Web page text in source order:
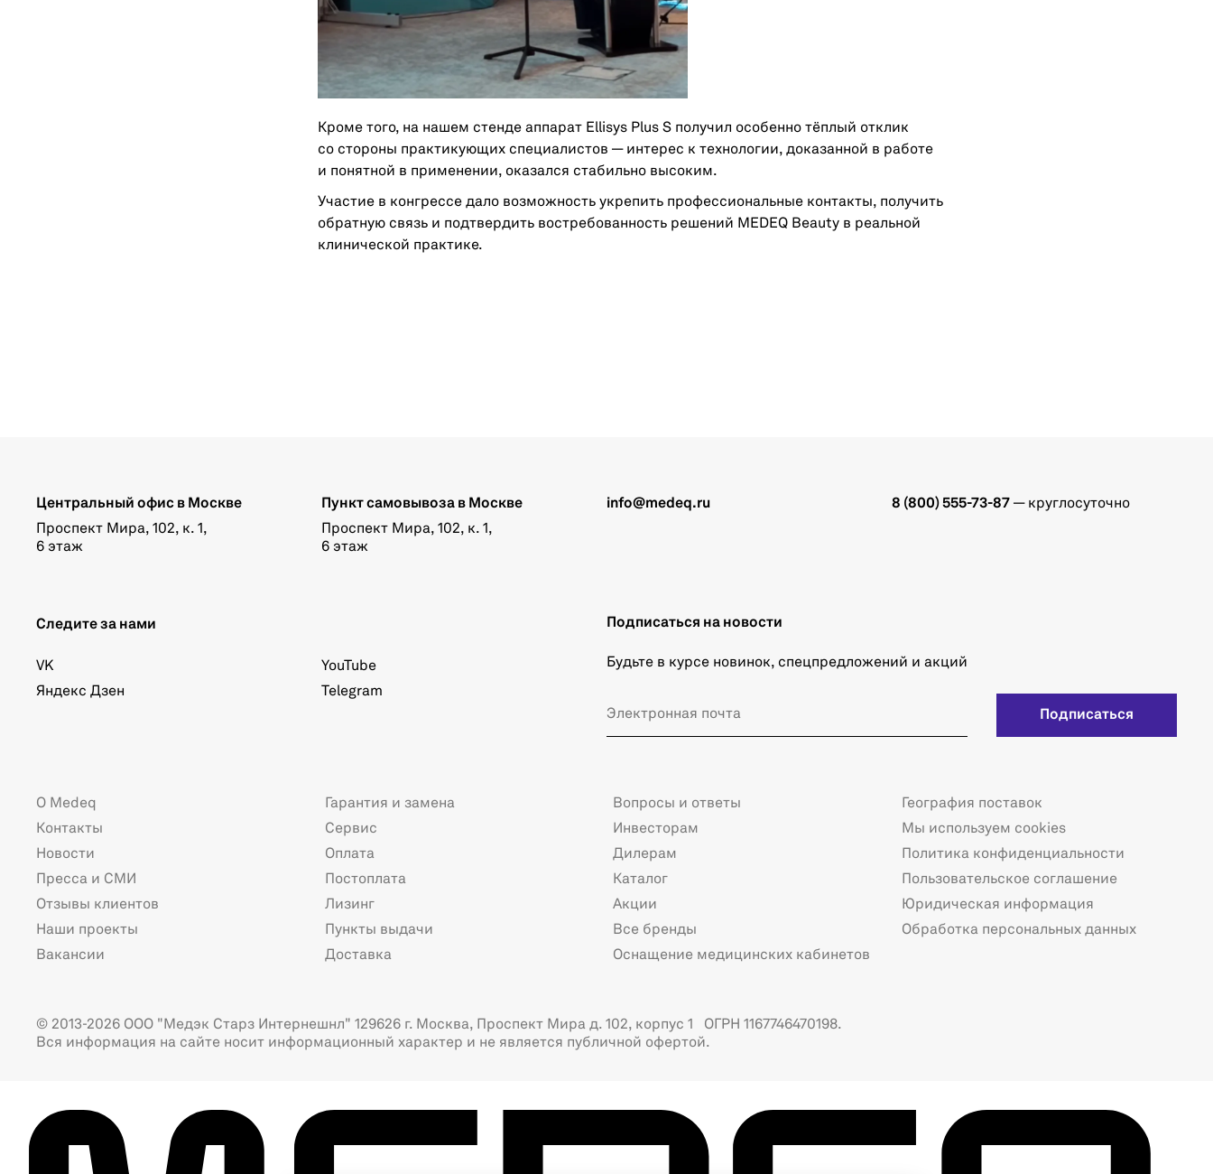
Кроме того, на нашем стенде аппарат Ellisys Plus S получил особенно тёплый отклик
со стороны практикующих специалистов — интерес к технологии, доказанной в работе
и понятной в применении, оказался стабильно высоким.
Участие в конгрессе дало возможность укрепить профессиональные контакты, получить
обратную связь и подтвердить востребованность решений MEDEQ Beauty в реальной
клинической практике.
info@medeq.ru 8 (800) 555-73-87 — круглосуточно
Центральный офис в Москве
Проспект Мира, 102, к. 1,
6 этаж
Пункт самовывоза в Москве
Проспект Мира, 102, к. 1,
6 этаж
Следите за нами
VK
Яндекс Дзен
YouTube
Telegram
Подписаться на новости
Будьте в курсе новинок, спецпредложений и акций
Подписаться
О Medeq
Контакты
Новости
Пресса и СМИ
Отзывы клиентов
Наши проекты
Вакансии
Гарантия и замена
Сервис
Оплата
Постоплата
Лизинг
Пункты выдачи
Доставка
Вопросы и ответы
Инвесторам
Дилерам
Каталог
Акции
Все бренды
Оснащение медицинских кабинетов
География поставок
Мы используем cookies
Политика конфиденциальности
Пользовательское соглашение
Юридическая информация
Обработка персональных данных
© 2013-2026 ООО "Медэк Старз Интернешнл" 129626 г. Москва, Проспект Мира д. 102, корпус 1 ОГРН 1167746470198.
Вся информация на сайте носит информационный характер и не является публичной офертой.